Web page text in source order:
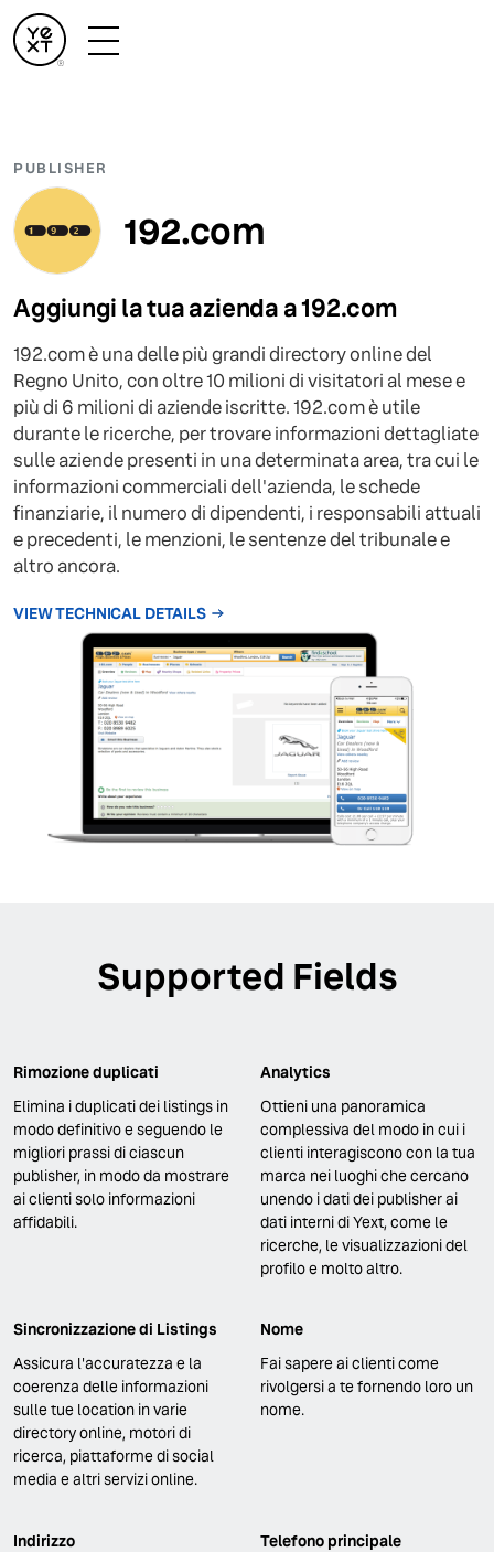
PUBLISHER
192.com
Aggiungi la tua azienda a 192.com
192.com è una delle più grandi directory online del
Regno Unito, con oltre 10 milioni di visitatori al mese e
più di 6 milioni di aziende iscritte. 192.com è utile
durante le ricerche, per trovare informazioni dettagliate
sulle aziende presenti in una determinata area, tra cui le
informazioni commerciali dell'azienda, le schede
finanziarie, il numero di dipendenti, i responsabili attuali
e precedenti, le menzioni, le sentenze del tribunale e
altro ancora.
VIEW TECHNICAL DETAILS
Supported Fields
Rimozione duplicati
Elimina i duplicati dei listings in
modo definitivo e seguendo le
migliori prassi di ciascun
publisher, in modo da mostrare
ai clienti solo informazioni
affidabili.
Analytics
Ottieni una panoramica
complessiva del modo in cui i
clienti interagiscono con la tua
marca nei luoghi che cercano
unendo i dati dei publisher ai
dati interni di Yext, come le
ricerche, le visualizzazioni del
profilo e molto altro.
Sincronizzazione di Listings
Assicura l'accuratezza e la
coerenza delle informazioni
sulle tue location in varie
directory online, motori di
ricerca, piattaforme di social
media e altri servizi online.
Nome
Fai sapere ai clienti come
rivolgersi a te fornendo loro un
nome.
Indirizzo
Telefono principale